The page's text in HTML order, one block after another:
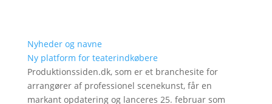
Nyheder og navne
Ny platform for teaterindkøbere
Produktionssiden.dk, som er et branchesite for
arrangører af professionel scenekunst, får en
markant opdatering og lanceres 25. februar som